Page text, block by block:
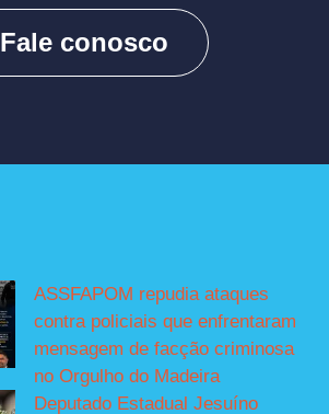
Fale conosco
ASSFAPOM repudia ataques
contra policiais que enfrentaram
mensagem de facção criminosa
no Orgulho do Madeira
Deputado Estadual Jesuíno